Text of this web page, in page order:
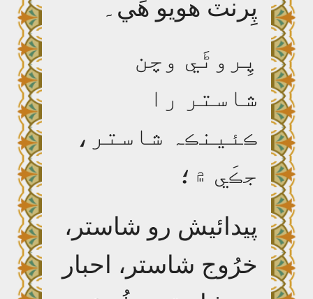
پِرنٽ ھويو ھَي۔
پِروڻَي وچن
شاستر را
ڪئينڪہ شاستر،
جڪَي ۾؛
پيدائيش رو شاستر،
خرُوج شاستر، احبار